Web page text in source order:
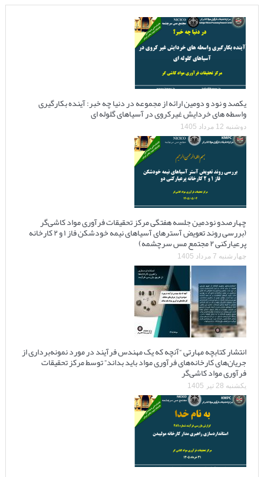
یکصد و نود و دومین ارائه از مجموعه در دنیا چه خبر: آینده بکارگیری
واسطه های خردایش غیرکروی در آسیاهای گلوله ای
دوشنبه 12 مرداد 1405
چهارصدو نودمین جلسه هفتگی مرکز تحقیقات فرآوری مواد کاشی‌گر
(بررسی روند تعویض آسترهای آسیاهای نیمه خودشکن فاز ۱ و ۲ کارخانه
پرعیارکنی ۲ مجتمع مس سرچشمه)
چهارشنبه 7 مرداد 1405
انتشار کتابچه مهارتی “آنچه که یک مهندس فرآیند در مورد نمونه‌برداری از
جریان‌های کارخانه‌های فرآوری مواد باید بداند” توسط مرکز تحقیقات
فرآوری مواد کاشی‌گر
یکشنبه 28 تیر 1405